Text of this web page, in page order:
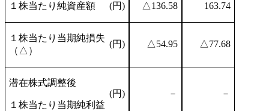
１株当たり純資産額 (円) △136.58 163.74
１株当たり当期純損失
（△）
(円) △54.95 △77.68
潜在株式調整後
１株当たり当期純利益
(円) － －